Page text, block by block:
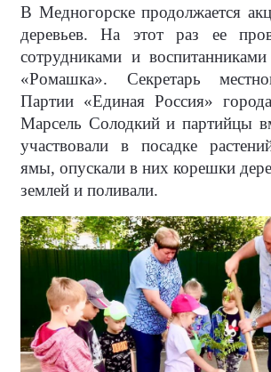
В Медногорске продолжается
деревьев. На этот раз ее
сотрудниками и воспитанниками
«Ромашка». Секретарь
Партии «Единая Россия»
Марсель Солодкий и партийцы
участвовали в посадке
ямы, опускали в них корешки
землей и поливали.